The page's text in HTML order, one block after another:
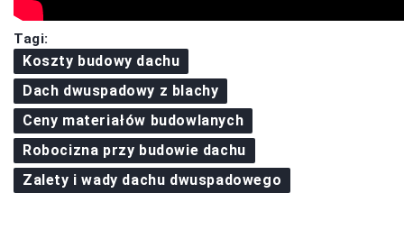
Tagi:
Koszty budowy dachu
Dach dwuspadowy z blachy
Ceny materiałów budowlanych
Robocizna przy budowie dachu
Zalety i wady dachu dwuspadowego